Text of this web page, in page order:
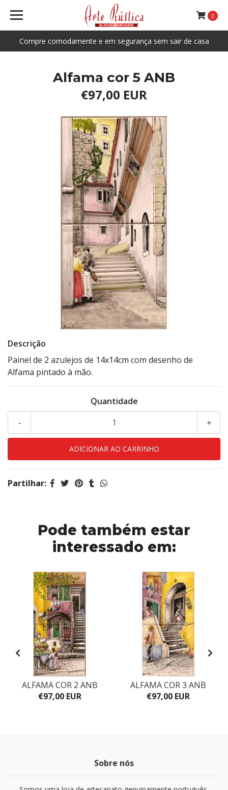
Compre comodamente e em segurança sem sair de casa
0
Alfama cor 5 ANB
€97,00 EUR
Descrição
Painel de 2 azulejos de 14x14cm com desenho de
Alfama pintado à mão.
Quantidade
+
-
Partilhar:
Pode também estar
interessado em:
ALFAMA COR 2 ANB
€97,00 EUR
ALFAMA COR 3 ANB
€97,00 EUR
Sobre nós